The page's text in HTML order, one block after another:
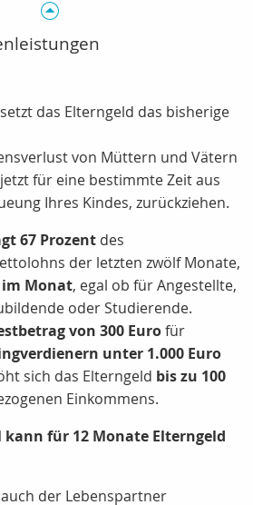
das Elterngeld das bisherige
von Müttern und Vätern
für eine bestimmte Zeit aus
Ihres Kindes, zurückziehen.
67 Prozent des
der letzten zwölf Monate,
im Monat, egal ob für Angestellte,
oder Studierende.
von 300 Eurofür
unter 1.000 Euro
sich das Elterngeld bis zu 100
Einkommens.
für 12 Monate Elterngeld
der Lebenspartner